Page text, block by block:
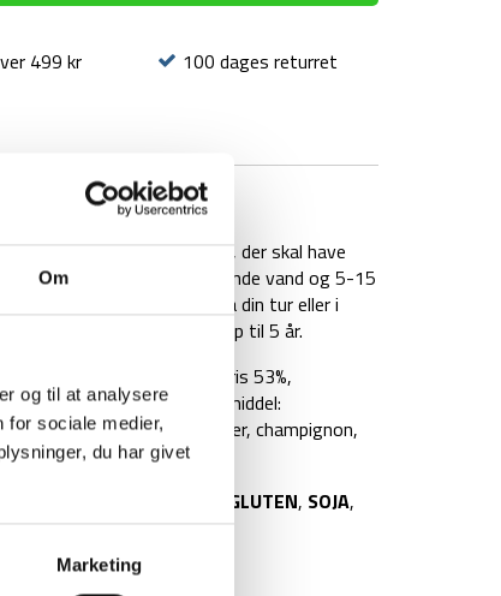
Om
og til at analysere
for sociale medier,
du har givet
Marketing
499 kr 100 dages returret
FAQ
et sikkert madvalg til dig, der skal have
blot tilføje 350 ml kogende vand og 5-15
sikret at få god energi på din tur eller i
og kan uåbnet holde sig i op til 5 år.
. Ingredienser: ris 53%,
), peberfrugt, fortykningsmiddel:
(naturligeSULFITTER
), sukker, champignon,
GLUTEN, SOJA,